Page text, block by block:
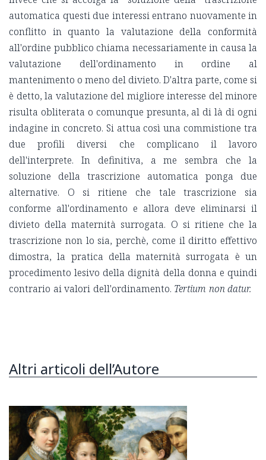
automatica questi due interessi entrano nuovamente in
conflitto in quanto la valutazione della conformità
all'ordine pubblico chiama necessariamente in causa la
valutazione dell'ordinamento in ordine al
mantenimento o meno del divieto. D'altra parte, come si
è detto, la valutazione del migliore interesse del minore
risulta obliterata o comunque presunta, al di là di ogni
indagine in concreto. Si attua così una commistione tra
due profili diversi che complicano il lavoro
dell'interprete. In definitiva, a me sembra che la
soluzione della trascrizione automatica ponga due
alternative. O si ritiene che tale trascrizione sia
conforme all'ordinamento e allora deve eliminarsi il
divieto della maternità surrogata. O si ritiene che la
trascrizione non lo sia, perchè, come il diritto effettivo
dimostra, la pratica della maternità surrogata è un
procedimento lesivo della dignità della donna e quindi
contrario ai valori dell'ordinamento. Tertium non datur.
Altri articoli dell’Autore